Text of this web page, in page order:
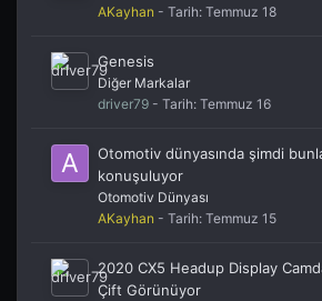
AKayhan - Tarih: Temmuz 18
Genesis
Diğer Markalar
driver79 - Tarih: Temmuz 16
Otomotiv dünyasında şimdi
konuşuluyor
Otomotiv Dünyası
AKayhan - Tarih: Temmuz 15
2020 CX5 Headup Display
Çift Görünüyor